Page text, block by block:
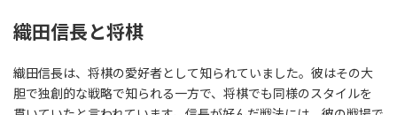
織田信長と将棋
織田信長は、将棋の愛好者として知られていました。彼はその大
胆で独創的な戦略で知られる一方で、将棋でも同様のスタイルを